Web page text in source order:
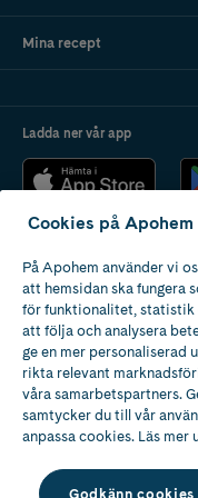
Kan man sova med
Mina recept
Ladda ner vår app
Apotek med tillstånd
av Läkemedelsverket
Cookies på Apohem
På Apohem använder vi
att hemsidan ska fungera
för funktionalitet, statistik
att följa och analysera
ge en mer personaliserad
rikta relevant
våra samarbetspartners.
samtycker du till vår
anpassa cookies. Läs mer
Godkänn cookies